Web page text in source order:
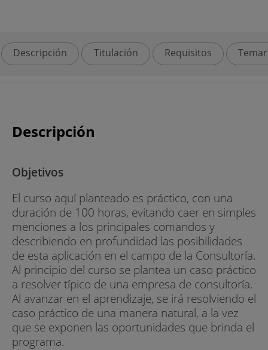
Descripción Titulación Requisitos
Descripción
Objetivos
El curso aquí planteado es práctico, con una
duración de 100 horas, evitando caer en simples
menciones a los principales comandos y
describiendo en profundidad las posibilidades
de esta aplicación en el campo de la Consultoría.
Al principio del curso se plantea un caso práctico
a resolver típico de una empresa de consultoría.
Al avanzar en el aprendizaje, se irá resolviendo el
caso práctico de una manera natural, a la vez
que se exponen las oportunidades que brinda el
programa.